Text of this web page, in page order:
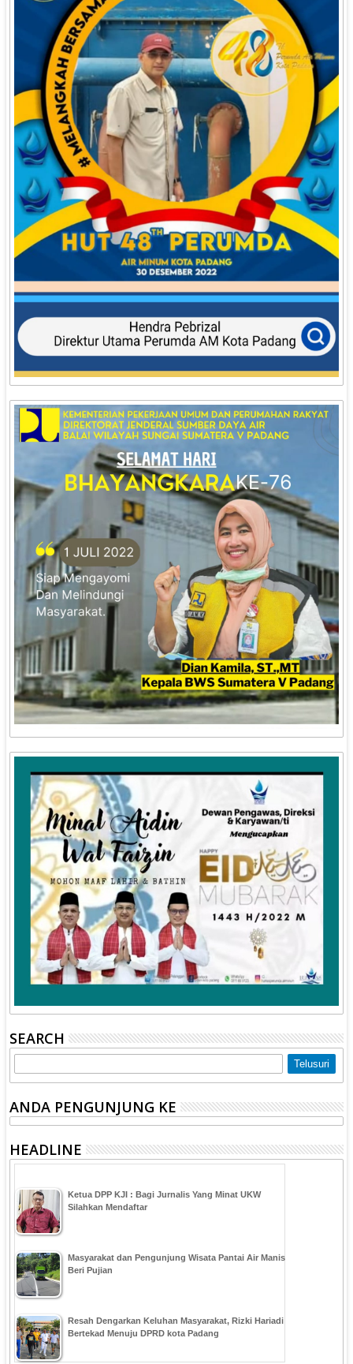
SEARCH
ANDA PENGUNJUNG KE
HEADLINE
Ketua DPP KJI : Bagi Jurnalis Yang Minat UKW
Silahkan Mendaftar
Masyarakat dan Pengunjung Wisata Pantai Air Manis
Beri Pujian
Resah Dengarkan Keluhan Masyarakat, Rizki Hariadi
Bertekad Menuju DPRD kota Padang